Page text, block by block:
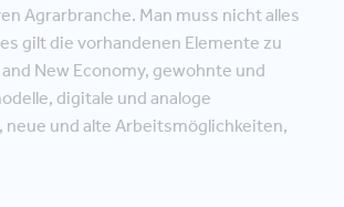
Agrarbranche. Man muss nicht alles
gilt die vorhandenen Elemente zu
New Economy, gewohnte und
digitale und analoge
und alte Arbeitsmöglichkeiten,